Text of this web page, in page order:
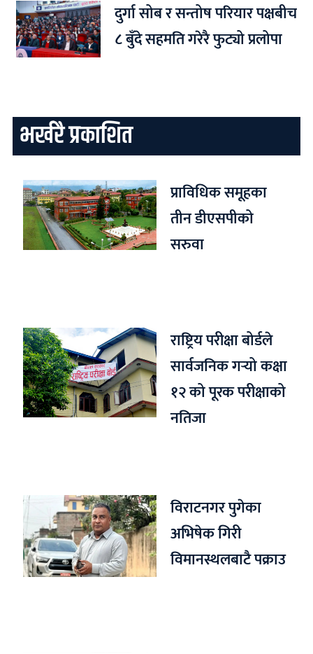
दुर्गा सोब र सन्तोष परियार पक्षबीच
८ बुँदे सहमति गरेरै फुट्यो प्रलोपा
भर्खरै प्रकाशित
प्राविधिक समूहका
तीन डीएसपीको
सरुवा
राष्ट्रिय परीक्षा बोर्डले
सार्वजनिक गर्‍यो कक्षा
१२ को पूरक परीक्षाको
नतिजा
विराटनगर पुगेका
अभिषेक गिरी
विमानस्थलबाटै पक्राउ